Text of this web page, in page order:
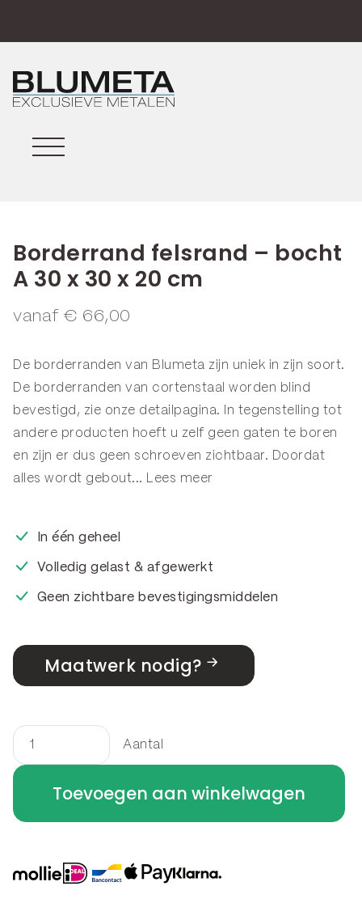
Borderrand felsrand – bocht
A 30 x 30 x 20 cm
vanaf € 66,00
De borderranden van Blumeta zijn uniek in zijn soort.
De borderranden van cortenstaal worden blind
bevestigd, zie onze detailpagina. In tegenstelling tot
andere producten hoeft u zelf geen gaten te boren
en zijn er dus geen schroeven zichtbaar. Doordat
alles wordt gebout... Lees meer
In één geheel
Volledig gelast & afgewerkt
Geen zichtbare bevestigingsmiddelen
Maatwerk nodig?
Borderrand
felsrand
bocht
30
Aantal
Toevoegen aan winkelwagen